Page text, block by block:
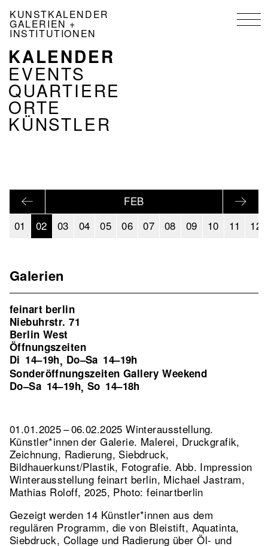
zum
Inhalt
KUNSTKALENDER
GALERIEN +
INSTITUTIONEN
NAVIGATION
KALENDER
DE
KALENDER
EVENTS
QUARTIERE
ORTE
KÜNSTLER
FEB
01
02 03 04 05 06 07 08 09 10 11 12
Galerien
feinart berlin
Niebuhrstr. 71
Berlin West
Öffnungszeiten
Di 14–19h, Do–Sa 14–19h
Sonderöffnungszeiten Gallery Weekend
Do–Sa 14–19h, So 14–18h
01.01.2025 – 06.02.2025 Winterausstellung.
Künstler*innen der Galerie. Malerei, Druckgrafik,
Zeichnung, Radierung, Siebdruck,
Bildhauerkunst/Plastik, Fotografie.Abb. Impression
Winterausstellung feinart berlin, Michael Jastram,
Mathias Roloff, 2025, Photo: feinartberlin
Gezeigt werden 14 Künstler*innen aus dem
regulären Programm, die von Bleistift, Aquatinta,
Siebdruck, Collage und Radierung über Öl- und